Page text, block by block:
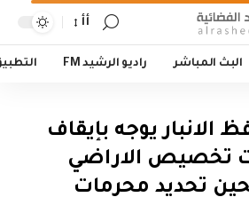
أأ
البث المباشر راديو الرشيد FM
الانبار يوجه بإيقاف
تخصيص الاراضي
لحين تحديد محرمات